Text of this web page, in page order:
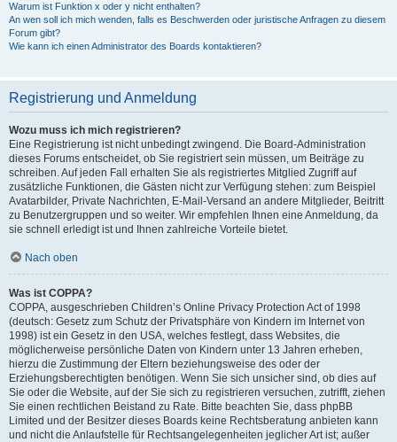
Warum ist Funktion x oder y nicht enthalten?
An wen soll ich mich wenden, falls es Beschwerden oder juristische Anfragen zu diesem
Forum gibt?
Wie kann ich einen Administrator des Boards kontaktieren?
Registrierung und Anmeldung
Wozu muss ich mich registrieren?
Eine Registrierung ist nicht unbedingt zwingend. Die Board-Administration
dieses Forums entscheidet, ob Sie registriert sein müssen, um Beiträge zu
schreiben. Auf jeden Fall erhalten Sie als registriertes Mitglied Zugriff auf
zusätzliche Funktionen, die Gästen nicht zur Verfügung stehen: zum Beispiel
Avatarbilder, Private Nachrichten, E-Mail-Versand an andere Mitglieder, Beitritt
zu Benutzergruppen und so weiter. Wir empfehlen Ihnen eine Anmeldung, da
sie schnell erledigt ist und Ihnen zahlreiche Vorteile bietet.
Nach oben
Was ist COPPA?
COPPA, ausgeschrieben Children’s Online Privacy Protection Act of 1998
(deutsch: Gesetz zum Schutz der Privatsphäre von Kindern im Internet von
1998) ist ein Gesetz in den USA, welches festlegt, dass Websites, die
möglicherweise persönliche Daten von Kindern unter 13 Jahren erheben,
hierzu die Zustimmung der Eltern beziehungsweise des oder der
Erziehungsberechtigten benötigen. Wenn Sie sich unsicher sind, ob dies auf
Sie oder die Website, auf der Sie sich zu registrieren versuchen, zutrifft, ziehen
Sie einen rechtlichen Beistand zu Rate. Bitte beachten Sie, dass phpBB
Limited und der Besitzer dieses Boards keine Rechtsberatung anbieten kann
und nicht die Anlaufstelle für Rechtsangelegenheiten jeglicher Art ist; außer